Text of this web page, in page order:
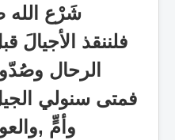
شَرْع
فلننقذ الأجيالَ
الرحال
فمتى سنولي
وأمٍّ